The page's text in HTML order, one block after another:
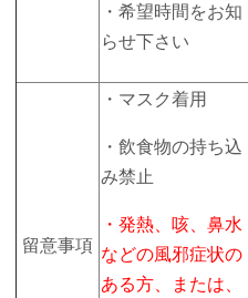
・希望時間をお知
らせ下さい
留意事項
・マスク着用
・飲食物の持ち込
み禁止
・発熱、咳、鼻水
などの風邪症状の
ある方、または、